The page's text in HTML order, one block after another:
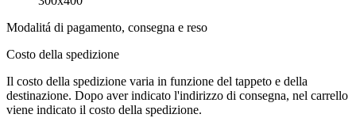
Modalitá di pagamento, consegna e reso
Costo della spedizione
Il costo della spedizione varia in funzione del tappeto e della
destinazione. Dopo aver indicato l'indirizzo di consegna, nel carrello
viene indicato il costo della spedizione.